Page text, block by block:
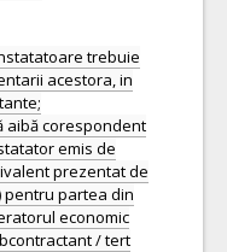
trebuie
acestora, in
aibă corespondent
emis de
prezentat de
partea din
economic
/ tert